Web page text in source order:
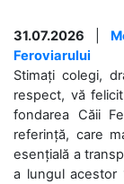
31.07.2026
Feroviarului
Stimați colegi,
respect, vă
fondarea Căii
referință, care
esențială a
a lungul acestor